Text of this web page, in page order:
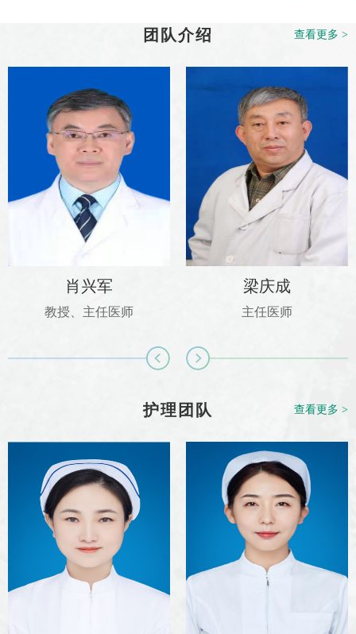
团队介绍 查看更多 >
肖兴军
教授、主任医师
梁庆成
主任医师
护理团队 查看更多 >